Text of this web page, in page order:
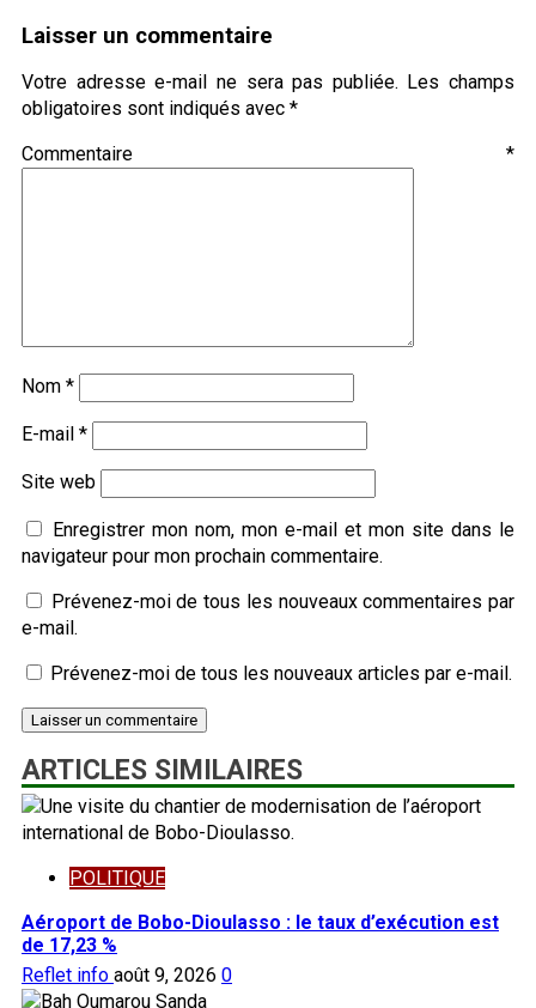
Laisser un commentaire
Votre adresse e-mail ne sera pas publiée. Les champs
obligatoires sont indiqués avec *
Commentaire *
Nom *
E-mail *
Site web
Enregistrer mon nom, mon e-mail et mon site dans le
navigateur pour mon prochain commentaire.
Prévenez-moi de tous les nouveaux commentaires par
e-mail.
Prévenez-moi de tous les nouveaux articles par e-mail.
ARTICLES SIMILAIRES
POLITIQUE
Aéroport de Bobo-Dioulasso : le taux d’exécution est
de 17,23 %
Reflet info août 9, 2026 0